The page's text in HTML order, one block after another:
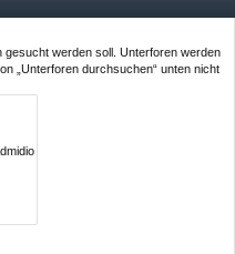
werden soll. Unterforen werden
„Unterforen durchsuchen“ unten nicht